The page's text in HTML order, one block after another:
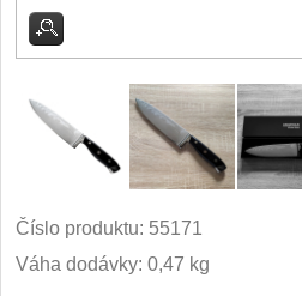
Doprodej
Číslo produktu: 55171
Váha dodávky: 0,47 kg